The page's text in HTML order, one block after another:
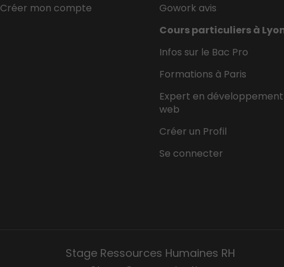
Créer mon compte
Gowork avis
Cours particuliers à
Infos sur le Bac Pro
Formations à Paris
Expert en développement
web
Créer un Profil
Se connecter
Stage Ressources Humaines RH